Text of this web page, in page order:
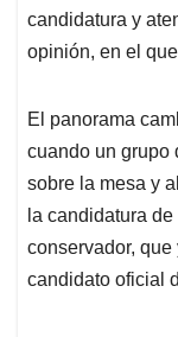
candidatura y
opinión, en el
El panorama
cuando un grupo
sobre la mesa y
la candidatura
conservador,
candidato oficial